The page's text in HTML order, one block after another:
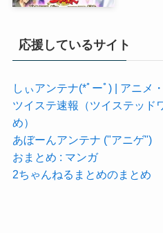
応援しているサイト
しぃアンテナ(*ﾟーﾟ) | アニメ
ツイステ速報（ツイステッド
め）
あぼーんアンテナ ("アニゲ")
おまとめ : マンガ
2ちゃんねるまとめのまとめ